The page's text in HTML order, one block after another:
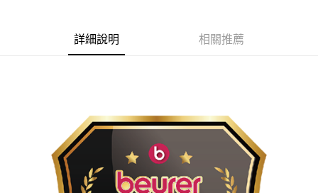
詳細說明 相關推薦